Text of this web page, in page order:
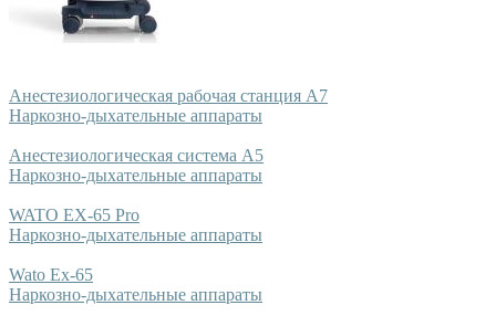
Анестезиологическая рабочая станция A7
Наркозно-дыхательные аппараты
Анестезиологическая система A5
Наркозно-дыхательные аппараты
WATO EX-65 Pro
Наркозно-дыхательные аппараты
Wato Ex-65
Наркозно-дыхательные аппараты